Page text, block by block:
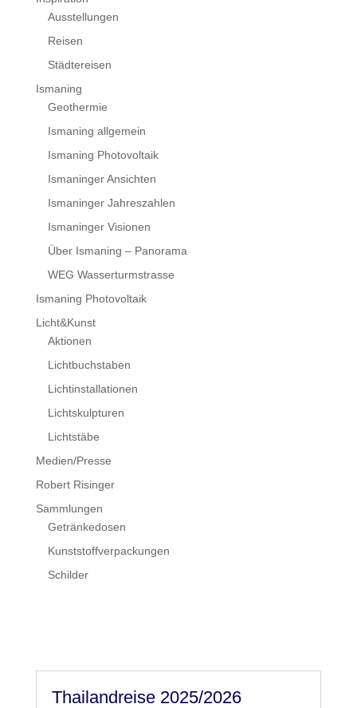
Ausstellungen
Reisen
Städtereisen
Ismaning
Geothermie
Ismaning allgemein
Ismaning Photovoltaik
Ismaninger Ansichten
Ismaninger Jahreszahlen
Ismaninger Visionen
Über Ismaning – Panorama
WEG Wasserturmstrasse
Ismaning Photovoltaik
Licht&Kunst
Aktionen
Lichtbuchstaben
Lichtinstallationen
Lichtskulpturen
Lichtstäbe
Medien/Presse
Robert Risinger
Sammlungen
Getränkedosen
Kunststoffverpackungen
Schilder
Thailandreise 2025/2026